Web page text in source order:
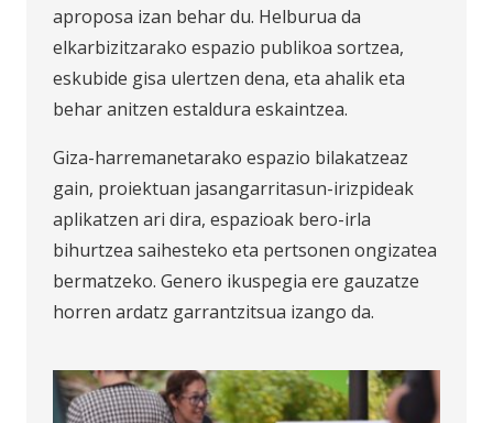
aproposa izan behar du. Helburua da
elkarbizitzarako espazio publikoa sortzea,
eskubide gisa ulertzen dena, eta ahalik eta
behar anitzen estaldura eskaintzea.
Giza-harremanetarako espazio bilakatzeaz
gain, proiektuan jasangarritasun-irizpideak
aplikatzen ari dira, espazioak bero-irla
bihurtzea saihesteko eta pertsonen ongizatea
bermatzeko. Genero ikuspegia ere gauzatze
horren ardatz garrantzitsua izango da.